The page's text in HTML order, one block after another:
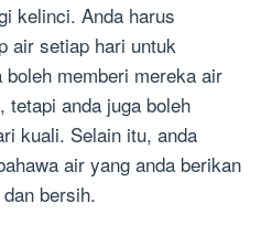
kelinci. Anda harus
air setiap hari untuk
memberi mereka air
tetapi anda juga boleh
kuali. Selain itu, anda
air yang anda berikan
bersih.